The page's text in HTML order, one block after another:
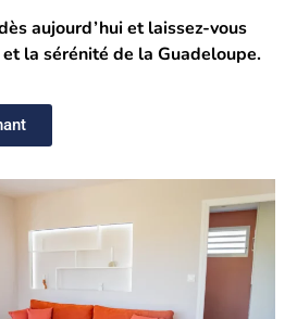
aujourd’hui et laissez-vous
la sérénité de la Guadeloupe.